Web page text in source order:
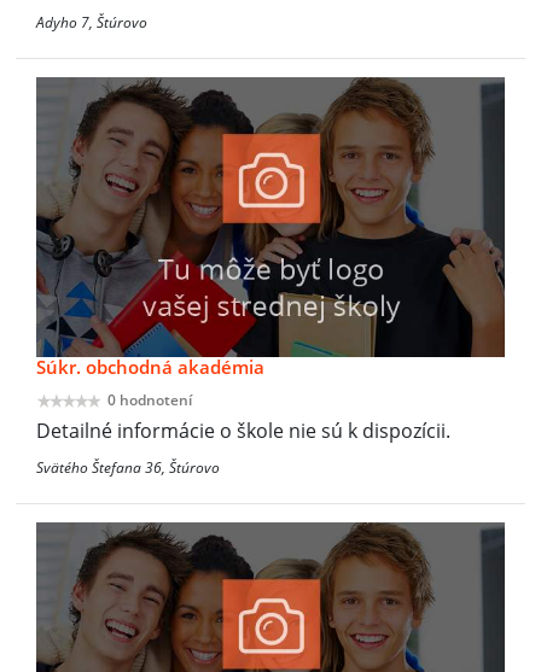
Adyho 7, Štúrovo
Súkr. obchodná akadémia
0 hodnotení
Detailné informácie o škole nie sú k dispozícii.
Svätého Štefana 36, Štúrovo